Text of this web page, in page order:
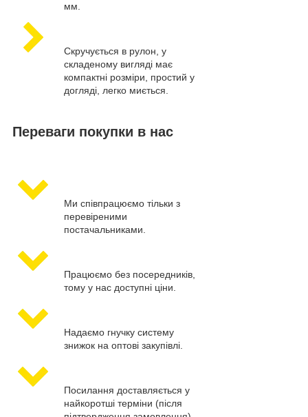
мм.
Скручується в рулон, у
складеному вигляді має
компактні розміри, простий у
догляді, легко миється.
Переваги покупки в нас
Ми співпрацюємо тільки з
перевіреними
постачальниками.
Працюємо без посередників,
тому у нас доступні ціни.
Надаємо гнучку систему
знижок на оптові закупівлі.
Посилання доставляється у
найкоротші терміни (після